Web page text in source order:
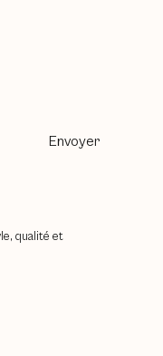
Envoyer
qualité et